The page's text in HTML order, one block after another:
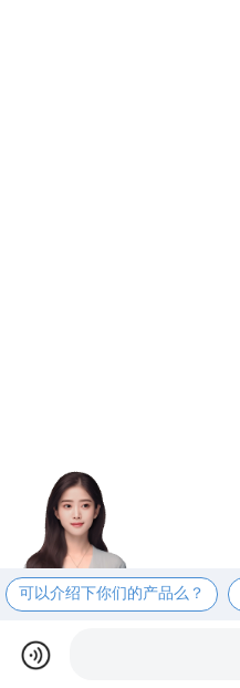
可以介绍下你们的产品么？